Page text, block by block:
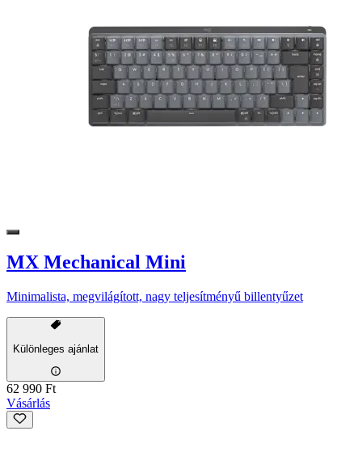
MX Mechanical Mini
Minimalista, megvilágított, nagy teljesítményű billentyűzet
Különleges ajánlat
62 990 Ft
Vásárlás